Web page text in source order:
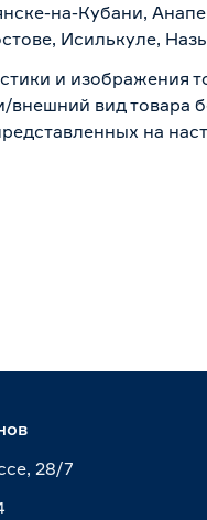
на-Кубани,
Исилькуле,
и изображения
внешний вид товара
на
28/7